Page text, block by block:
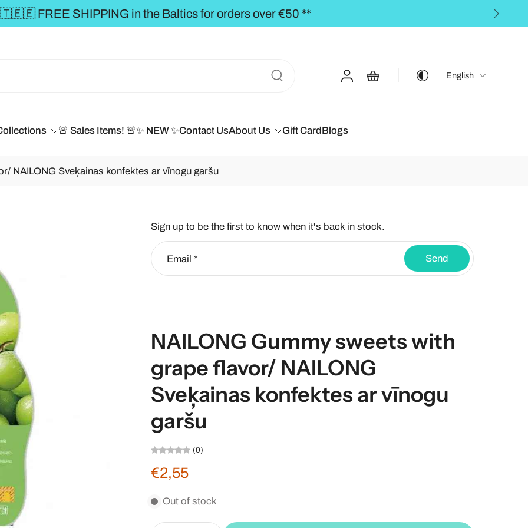
** FREE SHIPPING to the BALTICS for orders over €50,00 **
English
🚨 Sales Items! 🚨✨ NEW ✨Contact UsAbout Us Gift CardBlogs
NAILONG Sveķainas konfektes ar vīnogu garšu
Sign up to be the first to know when it's back in stock.
Email * Send
NAILONG Gummy sweets with
grape flavor/ NAILONG
Sveķainas konfektes ar vīnogu
garšu
(0)
€2,55
Out of stock